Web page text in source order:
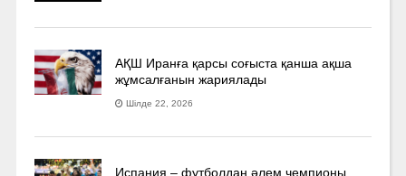
АҚШ Иранға қарсы соғыста қанша ақша
жұмсалғанын жариялады
Шілде 22, 2026
Испания – футболдан әлем чемпионы